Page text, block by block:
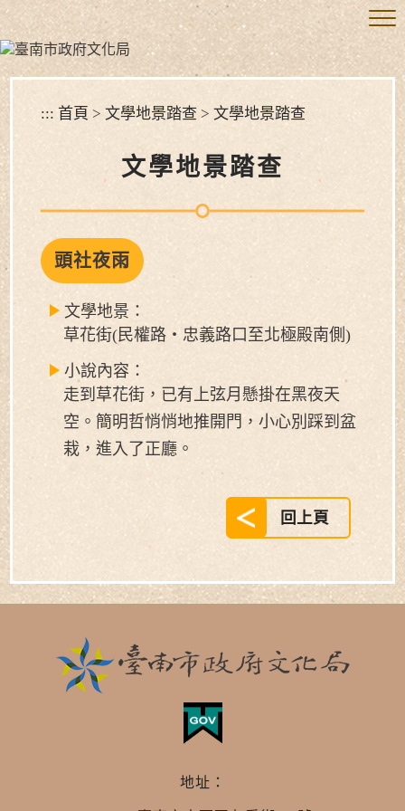
跳
到
主
要
內
容
塊
::: 首頁 > 文學地景踏查 > 文學地景踏查
文學地景踏查
頭社夜雨
文學地景：
草花街(民權路‧忠義路口至北極殿南側)
小說內容：
走到草花街，已有上弦月懸掛在黑夜天
空。簡明哲悄悄地推開門，小心別踩到盆
栽，進入了正廳。
回上頁
地址：